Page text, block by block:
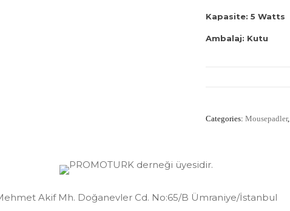
Kapasite: 5 Watts
Ambalaj: Kutu
Categories: Mousepadler,
Akif Mh. Doğanevler Cd. No:65/B Ümraniye/İstanbul